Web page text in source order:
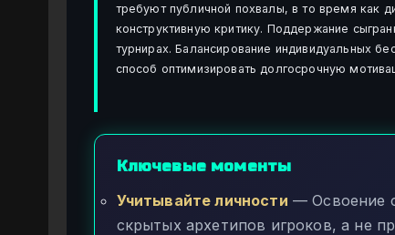
требуют публичной похвалы, в то время как
конструктивную критику. Поддержание
турнирах. Балансирование индивидуальных
способ оптимизировать долгосрочную
Ключевые моменты
Учитывайте личности — Освоение
скрытых архетипов игроков, а не